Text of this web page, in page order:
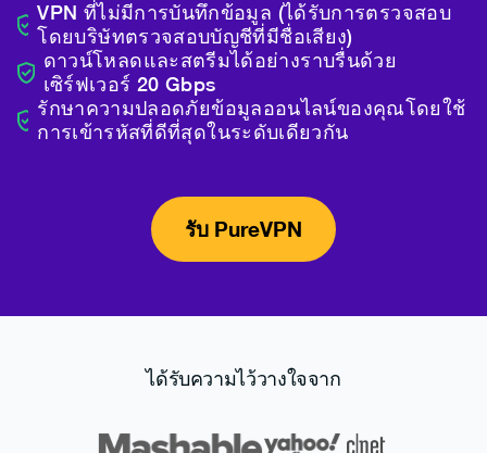
VPN ที่ไม่มีการบันทึกข้อมูล (ได้รับการตรวจสอบ
โดยบริษัทตรวจสอบบัญชีที่มีชื่อเสียง)
ดาวน์โหลดและสตรีมได้อย่างราบรื่นด้วย
เซิร์ฟเวอร์ 20 Gbps
รักษาความปลอดภัยข้อมูลออนไลน์ของคุณโดยใช้
การเข้ารหัสที่ดีที่สุดในระดับเดียวกัน
รับ PureVPN
ได้รับความไว้วางใจจาก